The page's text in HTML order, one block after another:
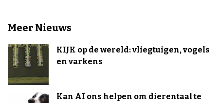
Meer Nieuws
KIJK op de wereld: vliegtuigen, vogels
en varkens
Kan AI ons helpen om dierentaal te